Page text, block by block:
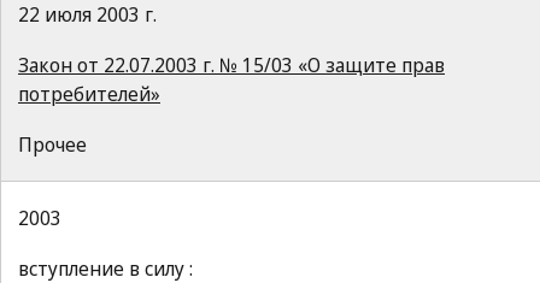
22 июля 2003 г.
Закон от 22.07.2003 г. № 15/03 «О защите прав
потребителей»
Прочее
2003
вступление в силу :